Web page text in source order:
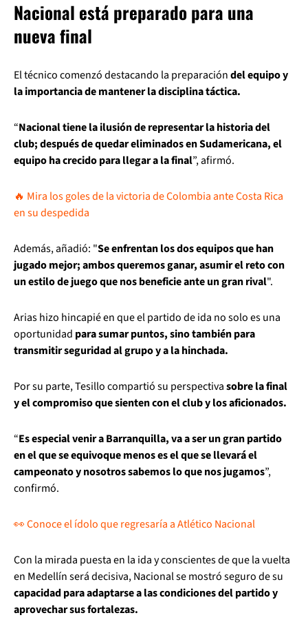
Nacional está preparado para una
nueva final
El técnico comenzó destacando la preparacióndel equipo y
la importancia de mantener la disciplina táctica.
“Nacional tiene la ilusión de representar la historia del
club; después de quedar eliminados en Sudamericana, el
equipo ha crecido para llegar a la final”, afirmó.
🔥 Mira los goles de la victoria de Colombia ante Costa Rica
en su despedida
Además, añadió: "Se enfrentan los dos equipos que han
jugado mejor; ambos queremos ganar, asumir el reto con
un estilo de juego que nos beneficie ante un gran rival".
Arias hizo hincapié en que el partido de ida no solo es una
oportunidad para sumar puntos, sino también para
transmitir seguridad al grupo y a la hinchada.
Por su parte, Tesillo compartió su perspectivasobre la final
y el compromiso que sienten con el club y los aficionados.
“Es especial venir a Barranquilla, va a ser un gran partido
en el que se equivoque menos es el que se llevará el
campeonato y nosotros sabemos lo que nos jugamos”,
confirmó.
👀 Conoce el ídolo que regresaría a Atlético Nacional
Con la mirada puesta en la ida y conscientes de que la vuelta
en Medellín será decisiva, Nacional se mostró seguro de su
capacidad para adaptarse a las condiciones del partido y
aprovechar sus fortalezas.